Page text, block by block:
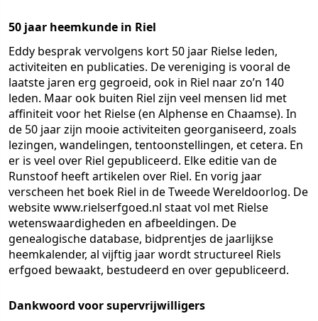
50 jaar heemkunde in Riel
Eddy besprak vervolgens kort 50 jaar Rielse leden,
activiteiten en publicaties. De vereniging is vooral de
laatste jaren erg gegroeid, ook in Riel naar zo’n 140
leden. Maar ook buiten Riel zijn veel mensen lid met
affiniteit voor het Rielse (en Alphense en Chaamse). In
de 50 jaar zijn mooie activiteiten georganiseerd, zoals
lezingen, wandelingen, tentoonstellingen, et cetera. En
er is veel over Riel gepubliceerd. Elke editie van de
Runstoof heeft artikelen over Riel. En vorig jaar
verscheen het boek Riel in de Tweede Wereldoorlog. De
website www.rielserfgoed.nl staat vol met Rielse
wetenswaardigheden en afbeeldingen. De
genealogische database, bidprentjes de jaarlijkse
heemkalender, al vijftig jaar wordt structureel Riels
erfgoed bewaakt, bestudeerd en over gepubliceerd.
Dankwoord voor supervrijwilligers